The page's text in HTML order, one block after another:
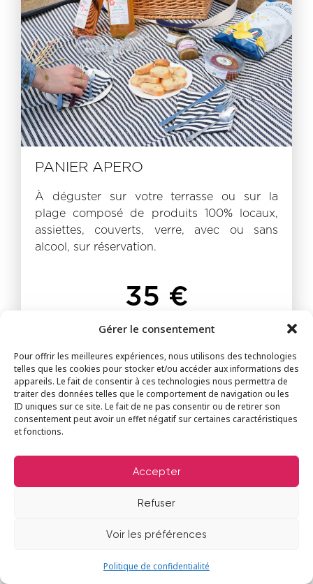
Gérer le consentement
Pour offrir les meilleures expériences, nous utilisons des technologies
telles que les cookies pour stocker et/ou accéder aux informations des
appareils. Le fait de consentir à ces technologies nous permettra de
traiter des données telles que le comportement de navigation ou les
ID uniques sur ce site. Le fait de ne pas consentir ou de retirer son
consentement peut avoir un effet négatif sur certaines caractéristiques
et fonctions.
Accepter
Refuser
Voir les préférences
Politique de confidentialité
PANIER APERO
À déguster sur votre terrasse ou sur la
plage composé de produits 100% locaux,
assiettes, couverts, verre, avec ou sans
alcool, sur réservation.
35 €
BOUTEILLE DE CHAMPAGNE EN
40 €